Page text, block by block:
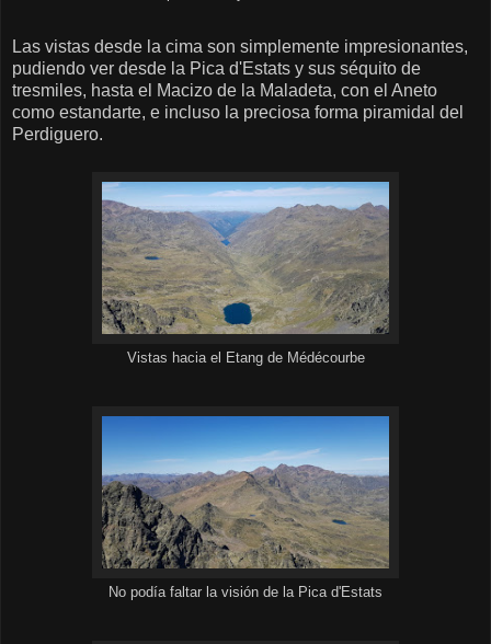
Las vistas desde la cima son simplemente impresionantes,
pudiendo ver desde la Pica d'Estats y sus séquito de
tresmiles, hasta el Macizo de la Maladeta, con el Aneto
como estandarte, e incluso la preciosa forma piramidal del
Perdiguero.
Vistas hacia el Etang de Médécourbe
No podía faltar la visión de la Pica d'Estats